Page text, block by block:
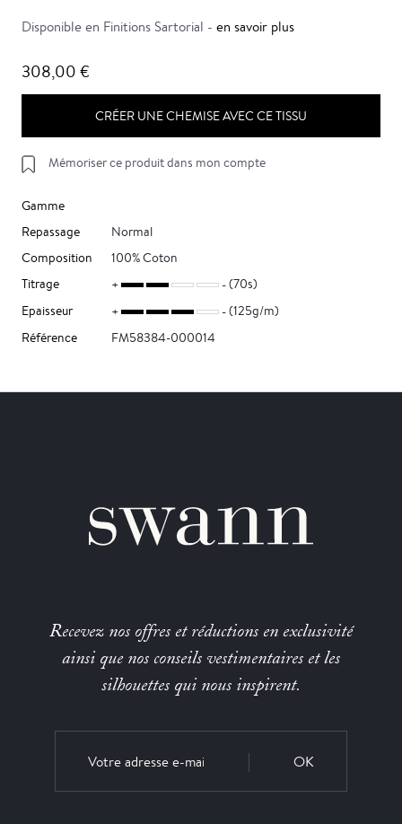
Disponible en Finitions Sartorial - en savoir plus
308,00 €
CRÉER UNE CHEMISE AVEC CE TISSU
Mémoriser ce produit dans mon compte
Gamme
Repassage
Normal
Composition
100% Coton
Titrage
(70s)
Epaisseur
(125g/m)
Référence
FM58384-000014
Recevez nos offres et réductions en exclusivité
ainsi que nos conseils vestimentaires et les
silhouettes qui nous inspirent.
OK